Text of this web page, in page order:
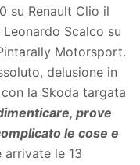
su Renault Clio il
Scalco su
Motorsport.
delusione in
la Skoda targata
prove
le cose e
arrivate le 13